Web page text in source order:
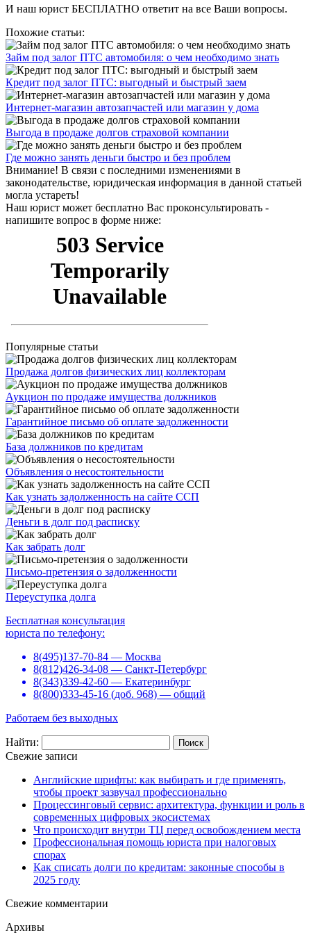
И наш юрист БЕСПЛАТНО ответит на все Ваши вопросы.
Похожие статьи:
Займ под залог ПТС автомобиля: о чем необходимо знать
Кредит под залог ПТС: выгодный и быстрый заем
Интернет-магазин автозапчастей или магазин у дома
Выгода в продаже долгов страховой компании
Где можно занять деньги быстро и без проблем
Внимание! В связи с последними изменениями в
законодательстве, юридическая информация в данной статьей
могла устареть!
Наш юрист может бесплатно Вас проконсультировать -
напишите вопрос в форме ниже:
Популярные статьи
Продажа долгов физических лиц коллекторам
Аукцион по продаже имущества должников
Гарантийное письмо об оплате задолженности
База должников по кредитам
Объявления о несостоятельности
Как узнать задолженность на сайте ССП
Деньги в долг под расписку
Как забрать долг
Письмо-претензия о задолженности
Переуступка долга
Бесплатная консультация
юриста по телефону:
8(495)137-70-84 — Москва
8(812)426-34-08 — Санкт-Петербург
8(343)339-42-60 — Екатеринбург
8(800)333-45-16 (доб. 968) — общий
Работаем без выходных
Найти:
Свежие записи
Английские шрифты: как выбирать и где применять,
чтобы проект зазвучал профессионально
Процессинговый сервис: архитектура, функции и роль в
современных цифровых экосистемах
Что происходит внутри ТЦ перед освобождением места
Профессиональная помощь юриста при налоговых
спорах
Как списать долги по кредитам: законные способы в
2025 году
Свежие комментарии
Архивы